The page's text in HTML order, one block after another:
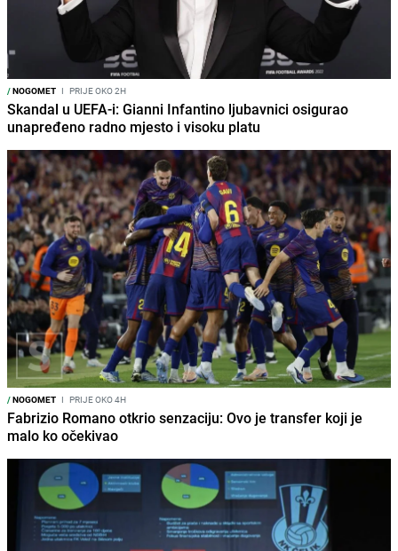
/NOGOMET I PRIJE OKO 2H
Skandal u UEFA-i: Gianni Infantino ljubavnici osigurao
unapređeno radno mjesto i visoku platu
/NOGOMET I PRIJE OKO 4H
Fabrizio Romano otkrio senzaciju: Ovo je transfer koji je
malo ko očekivao